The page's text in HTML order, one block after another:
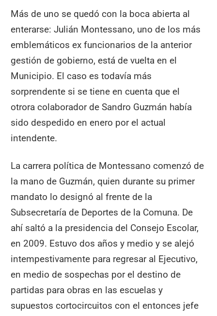
Más de uno se quedó con la boca abierta al
enterarse: Julián Montessano, uno de los más
emblemáticos ex funcionarios de la anterior
gestión de gobierno, está de vuelta en el
Municipio. El caso es todavía más
sorprendente si se tiene en cuenta que el
otrora colaborador de Sandro Guzmán había
sido despedido en enero por el actual
intendente.
La carrera política de Montessano comenzó de
la mano de Guzmán, quien durante su primer
mandato lo designó al frente de la
Subsecretaría de Deportes de la Comuna. De
ahí saltó a la presidencia del Consejo Escolar,
en 2009. Estuvo dos años y medio y se alejó
intempestivamente para regresar al Ejecutivo,
en medio de sospechas por el destino de
partidas para obras en las escuelas y
supuestos cortocircuitos con el entonces jefe